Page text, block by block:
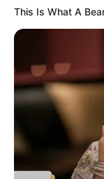
This Is What A